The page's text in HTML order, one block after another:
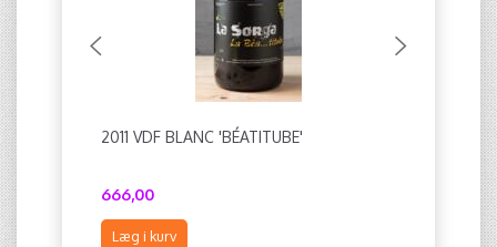
2011 VDF BLANC 'BÉATITUBE'
666,00
Læg i kurv
2011
Læg i